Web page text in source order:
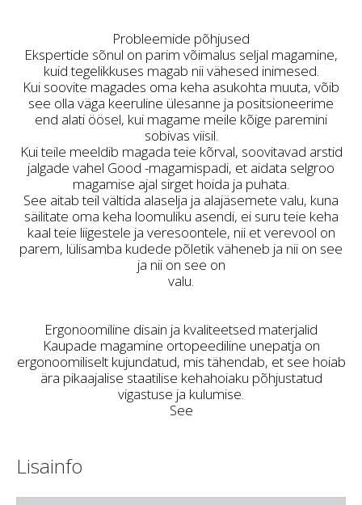
Probleemide põhjused
Ekspertide sõnul on parim võimalus seljal magamine,
kuid tegelikkuses magab nii vähesed inimesed.
Kui soovite magades oma keha asukohta muuta, võib
see olla väga keeruline ülesanne ja positsioneerime
end alati öösel, kui magame meile kõige paremini
sobivas viisil.
Kui teile meeldib magada teie kõrval, soovitavad arstid
jalgade vahel Good -magamispadi, et aidata selgroo
magamise ajal sirget hoida ja puhata.
See aitab teil vältida alaselja ja alajäsemete valu, kuna
säilitate oma keha loomuliku asendi, ei suru teie keha
kaal teie liigestele ja veresoontele, nii et verevool on
parem, lülisamba kudede põletik väheneb ja nii on see
ja nii on see on
valu.
Ergonoomiline disain ja kvaliteetsed materjalid
Kaupade magamine ortopeediline unepatja on
ergonoomiliselt kujundatud, mis tähendab, et see hoiab
ära pikaajalise staatilise kehahoiaku põhjustatud
vigastuse ja kulumise.
See
Lisainfo